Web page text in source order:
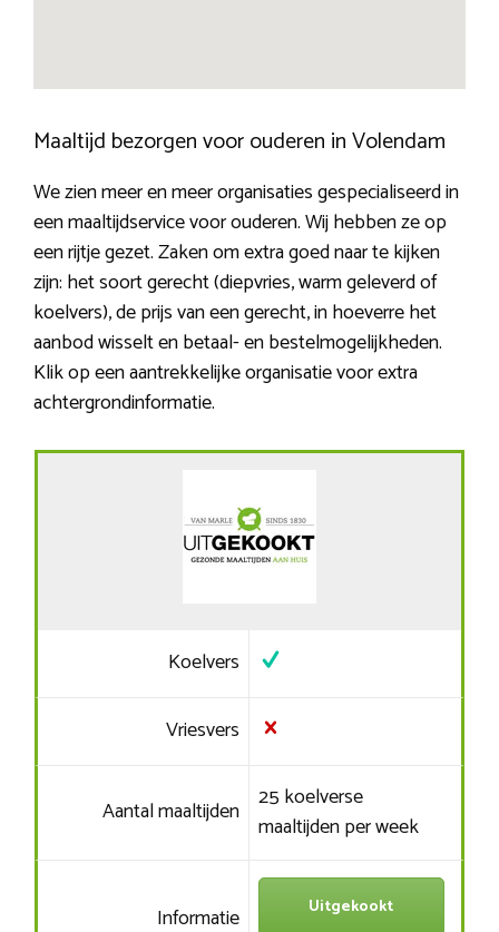
Maaltijd bezorgen voor ouderen in Volendam
We zien meer en meer organisaties gespecialiseerd in
een maaltijdservice voor ouderen. Wij hebben ze op
een rijtje gezet. Zaken om extra goed naar te kijken
zijn: het soort gerecht (diepvries, warm geleverd of
koelvers), de prijs van een gerecht, in hoeverre het
aanbod wisselt en betaal- en bestelmogelijkheden.
Klik op een aantrekkelijke organisatie voor extra
achtergrondinformatie.
Koelvers
Vriesvers
Aantal maaltijden 25 koelverse
maaltijden per week
Informatie Uitgekookt